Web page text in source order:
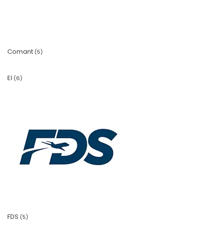
Comant (5)
EI (6)
FDS (5)